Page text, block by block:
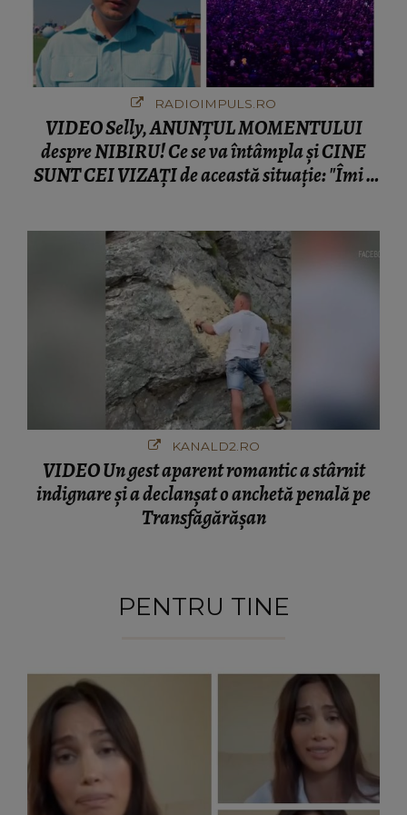
RADIOIMPULS.RO
VIDEO Selly, ANUNȚUL MOMENTULUI
despre NIBIRU! Ce se va întâmpla și CINE
SUNT CEI VIZAȚI de această situație: "Îmi e
KANALD2.RO
VIDEO Un gest aparent romantic a stârnit
indignare și a declanșat o anchetă penală pe
Transfăgărășan
PENTRU TINE